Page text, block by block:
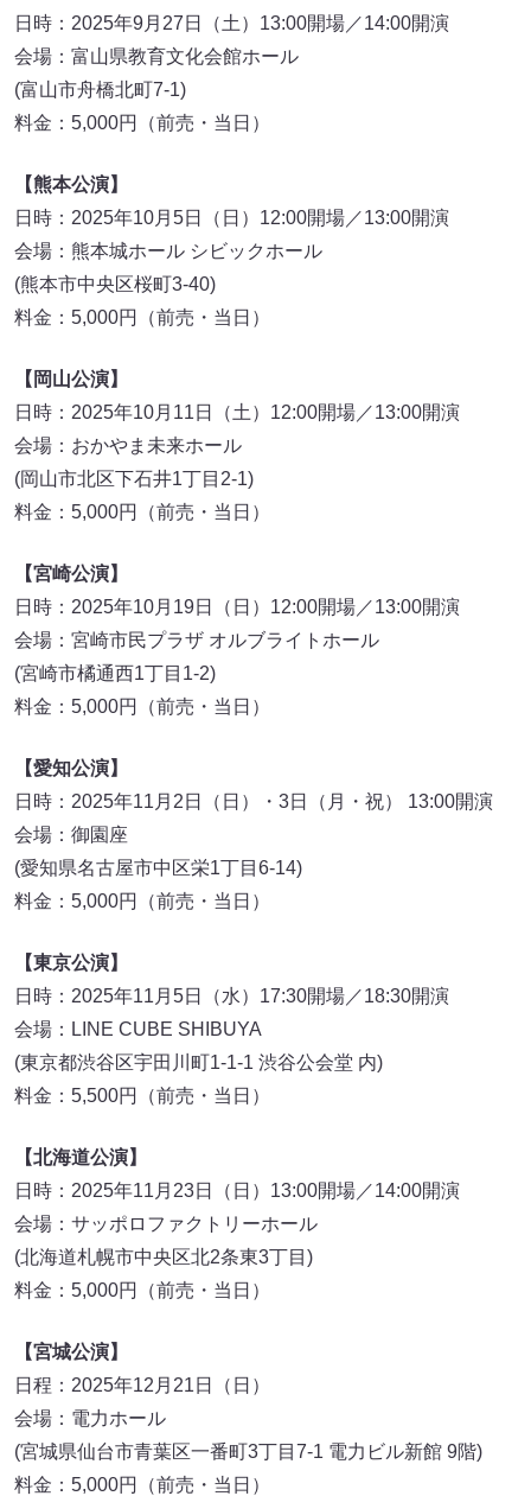
日時：2025年9月27日（土）13:00開場／14:00開演
会場：富山県教育文化会館ホール
(富山市舟橋北町7-1)
料金：5,000円（前売・当日）
【熊本公演】
日時：2025年10月5日（日）12:00開場／13:00開演
会場：熊本城ホール シビックホール
(熊本市中央区桜町3-40)
料金：5,000円（前売・当日）
【岡山公演】
日時：2025年10月11日（土）12:00開場／13:00開演
会場：おかやま未来ホール
(岡山市北区下石井1丁目2-1)
料金：5,000円（前売・当日）
【宮崎公演】
日時：2025年10月19日（日）12:00開場／13:00開演
会場：宮崎市民プラザ オルブライトホール
(宮崎市橘通西1丁目1-2)
料金：5,000円（前売・当日）
【愛知公演】
日時：2025年11月2日（日）・3日（月・祝） 13:00開演
会場：御園座
(愛知県名古屋市中区栄1丁目6-14)
料金：5,000円（前売・当日）
【東京公演】
日時：2025年11月5日（水）17:30開場／18:30開演
会場：LINE CUBE SHIBUYA
(東京都渋谷区宇田川町1-1-1 渋谷公会堂 内)
料金：5,500円（前売・当日）
【北海道公演】
日時：2025年11月23日（日）13:00開場／14:00開演
会場：サッポロファクトリーホール
(北海道札幌市中央区北2条東3丁目)
料金：5,000円（前売・当日）
【宮城公演】
日程：2025年12月21日（日）
会場：電力ホール
(宮城県仙台市青葉区一番町3丁目7-1 電力ビル新館 9階)
料金：5,000円（前売・当日）